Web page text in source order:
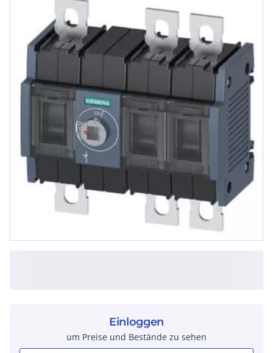
Einloggen
um Preise und Bestände zu sehen